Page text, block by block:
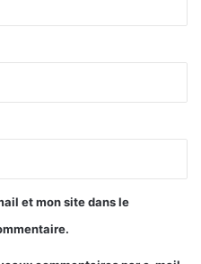
et mon site dans le